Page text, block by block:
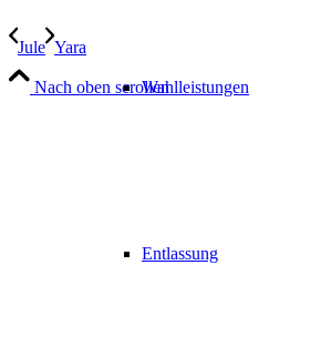
Wahlleistungen
Entlassung
Jule Yara
Nach oben scrollen